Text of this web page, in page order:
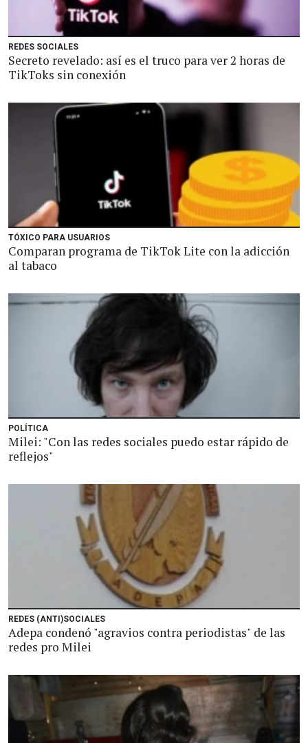
REDES SOCIALES
Secreto revelado: así es el truco para ver 2 horas de
TikToks sin conexión
TÓXICO PARA USUARIOS
Comparan programa de TikTok Lite con la adicción
al tabaco
POLÍTICA
Milei: "Con las redes sociales puedo estar rápido de
reflejos"
REDES (ANTI)SOCIALES
Adepa condenó "agravios contra periodistas" de las
redes pro Milei